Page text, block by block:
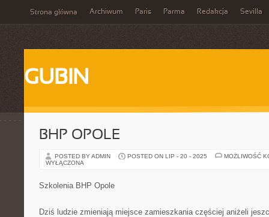
Strona główna Archiwum Paris Parma Redakcja Sevilla
GUBIN
BHP OPOLE
POSTED BY ADMIN POSTED ON LIP - 20 - 2025
MOŻLIWOŚĆ
WYŁĄCZONA
Szkolenia BHP Opole
Dziś ludzie zmieniają miejsce zamieszkania częściej aniżeli